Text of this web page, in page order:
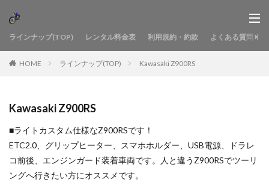
ラインナップ(TOP) レンタル料金表 利用規約・約款 よくある質問
HOME ラインナップ(TOP) Kawasaki Z900RS
Kawasaki Z900RS
■ライトカスタム仕様なZ900RSです！
ETC2.0、グリップヒーター、スマホホルダー、USB電源、ドラレ
コ前後、エンジンガード装着車両です。人と違うZ900RSでツーリ
ングへ行きたい方にオススメです。